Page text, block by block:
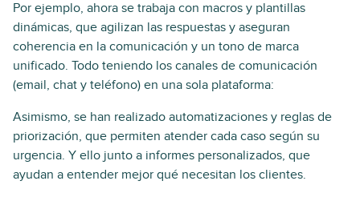
Por ejemplo, ahora se trabaja con macros y plantillas
dinámicas, que agilizan las respuestas y aseguran
coherencia en la comunicación y un tono de marca
unificado. Todo teniendo los canales de comunicación
(email, chat y teléfono) en una sola plataforma:
Asimismo, se han realizado automatizaciones y reglas de
priorización, que permiten atender cada caso según su
urgencia. Y ello junto a informes personalizados, que
ayudan a entender mejor qué necesitan los clientes.